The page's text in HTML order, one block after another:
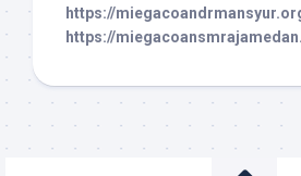
https://
https://